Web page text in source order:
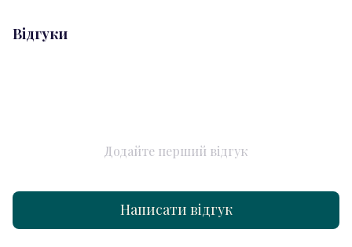
Відгуки
Додайте перший відгук
Написати відгук